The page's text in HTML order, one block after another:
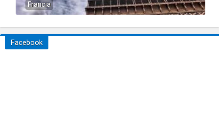
Francia
Facebook